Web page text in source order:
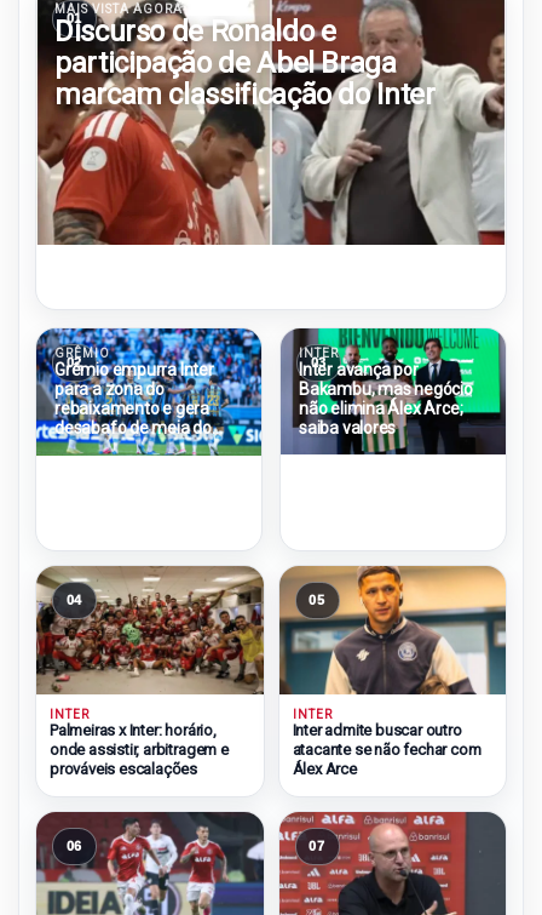
01
MAIS VISTA AGORA
Discurso de Ronaldo e
participação de Abel Braga
marcam classificação do Inter
02
GRÊMIO
Grêmio empurra Inter
para a zona do
rebaixamento e gera
desabafo de meia do
São Paulo
03
INTER
Inter avança por
Bakambu, mas negócio
não elimina Álex Arce;
saiba valores
04
INTER
Palmeiras x Inter: horário,
onde assistir, arbitragem e
prováveis escalações
05
INTER
Inter admite buscar outro
atacante se não fechar com
Álex Arce
06 07